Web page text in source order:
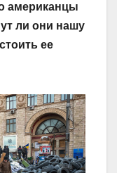
американцы
ли они нашу
ее